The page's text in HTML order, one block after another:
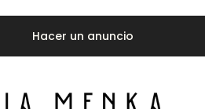
50% OFF FINAL SALE |